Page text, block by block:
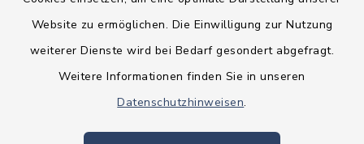
Website zu ermöglichen. Die Einwilligung zur Nutzung
weiterer Dienste wird bei Bedarf gesondert abgefragt.
Weitere Informationen finden Sie in unseren
Datenschutzhinweisen.
Barrierefreiheit